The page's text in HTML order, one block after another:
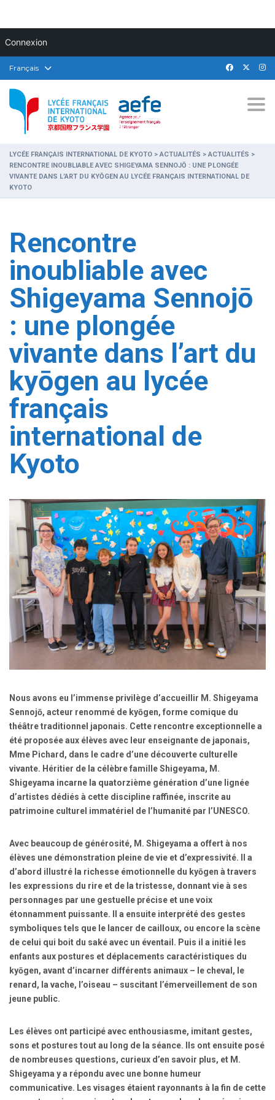
Connexion
Français
LYCÉE FRANÇAIS INTERNATIONAL DE KYOTO >ACTUALITÉS >ACTUALITÉS >
RENCONTRE INOUBLIABLE AVEC SHIGEYAMA SENNOJŌ : UNE PLONGÉE
VIVANTE DANS L’ART DU KYŌGEN AU LYCÉE FRANÇAIS INTERNATIONAL DE
KYOTO
Rencontre
inoubliable avec
Shigeyama Sennojō
: une plongée
vivante dans l’art du
kyōgen au lycée
français
international de
Kyoto
Nous avons eu l’immense privilège d’accueillir M. Shigeyama
Sennojō, acteur renommé de kyōgen, forme comique du
théâtre traditionnel japonais. Cette rencontre exceptionnelle a
été proposée aux élèves avec leur enseignante de japonais,
Mme Pichard, dans le cadre d’une découverte culturelle
vivante. Héritier de la célèbre famille Shigeyama, M.
Shigeyama incarne la quatorzième génération d’une lignée
d’artistes dédiés à cette discipline raffinée, inscrite au
patrimoine culturel immatériel de l’humanité par l’UNESCO.
Avec beaucoup de générosité, M. Shigeyama a offert à nos
élèves une démonstration pleine de vie et d’expressivité. Il a
d’abord illustré la richesse émotionnelle du kyōgen à travers
les expressions du rire et de la tristesse, donnant vie à ses
personnages par une gestuelle précise et unevoix
étonnamment puissante. Il a ensuite interprété des gestes
symboliques tels que le lancer de cailloux, ou encore la scène
de celui qui boit du saké avec un éventail. Puis il a initié les
enfants aux postures et déplacements caractéristiques du
kyōgen, avant d’incarner différents animaux – le cheval, le
renard, la vache, l’oiseau – suscitant l’émerveillement de son
jeune public.
Les élèves ont participé avec enthousiasme, imitant gestes,
sons et postures tout au long de la séance. Ils ont ensuite posé
de nombreuses questions, curieux d’en savoir plus, et M.
Shigeyama y a répondu avec une bonne humeur
communicative. Les visages étaient rayonnants à la fin de cette